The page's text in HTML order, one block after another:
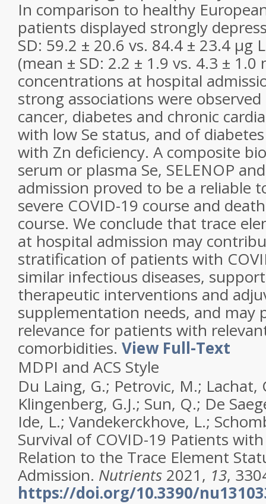
In comparison to healthy
patients displayed strongly
SD: 59.2 ± 20.6 vs. 84.4 ± 23.4 µg L
(mean ± SD: 2.2 ± 1.9 vs. 4.3 ± 1.0
concentrations at hospital
strong associations were
cancer, diabetes and chronic
with low Se status, and of
with Zn deficiency. A composite
serum or plasma Se, SELENOP
admission proved to be a reliable
severe COVID-19 course and
course. We conclude that trace
at hospital admission may
stratification of patients with
similar infectious diseases,
therapeutic interventions and
supplementation needs, and may
relevance for patients with
comorbidities. View Full-Text
MDPI and ACS Style
Du Laing, G.; Petrovic, M.; Lachat,
Klingenberg, G.J.; Sun, Q.; De
Ide, L.; Vandekerckhove, L.;
Survival of COVID-19 Patients
Relation to the Trace Element
Admission. Nutrients 2021, 13,
https://doi.org/10.3390/